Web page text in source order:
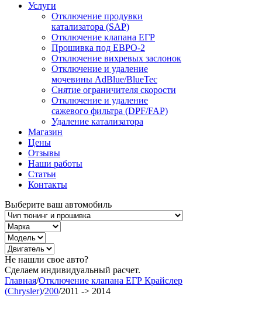
Услуги
Отключение продувки
катализатора (SAP)
Отключение клапана ЕГР
Прошивка под ЕВРО-2
Отключение вихревых заслонок
Отключение и удаление
мочевины AdBlue/BlueTec
Снятие ограничителя скорости
Отключение и удаление
сажевого фильтра (DPF/FAP)
Удаление катализатора
Магазин
Цены
Отзывы
Наши работы
Статьи
Контакты
Выберите ваш автомобиль
Не нашли свое авто?
Сделаем индивидуальный расчет.
Главная/Отключение клапана ЕГР Крайслер
(Chrysler)/200/2011 -> 2014